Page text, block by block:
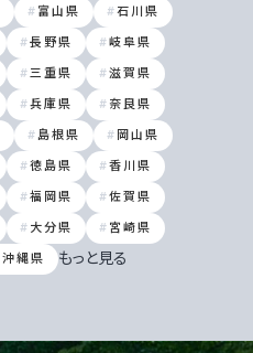
富山県 石川県
長野県 岐阜県
三重県 滋賀県
兵庫県 奈良県
島根県 岡山県
徳島県 香川県
福岡県 佐賀県
大分県 宮崎県
沖縄県 もっと見る